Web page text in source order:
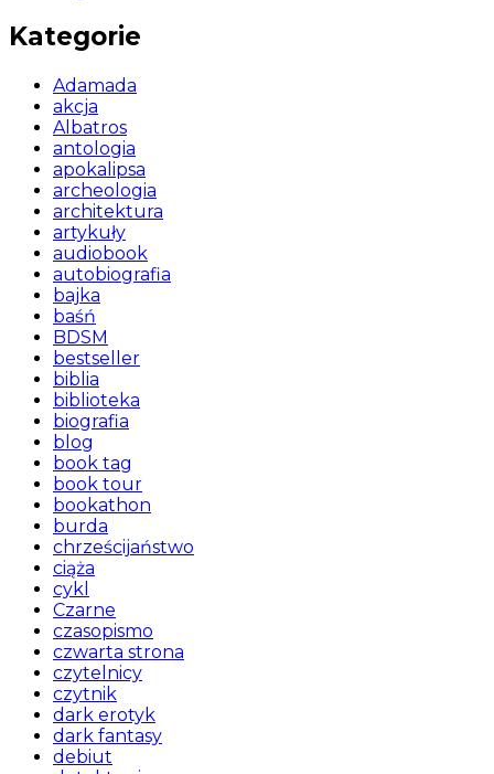
Kategorie
Adamada
akcja
Albatros
antologia
apokalipsa
archeologia
architektura
artykuły
audiobook
autobiografia
bajka
baśń
BDSM
bestseller
biblia
biblioteka
biografia
blog
book tag
book tour
bookathon
burda
chrześcijaństwo
ciąża
cykl
Czarne
czasopismo
czwarta strona
czytelnicy
czytnik
dark erotyk
dark fantasy
debiut